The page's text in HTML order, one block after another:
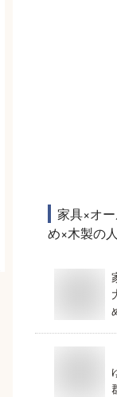
家具×オ
め×木製の